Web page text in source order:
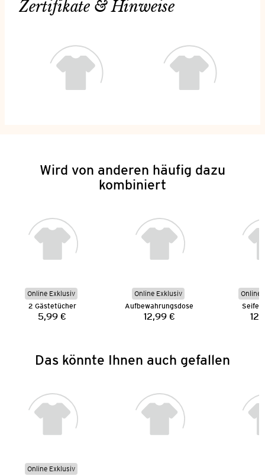
Zertifikate & Hinweise
Wird von anderen häufig dazu
kombiniert
Online Exklusiv
2 Gästetücher
Preis:
5,99 €
Online Exklusiv
Aufbewahrungsdose
Preis:
12,99 €
Online
Das könnte Ihnen auch gefallen
Online Exklusiv